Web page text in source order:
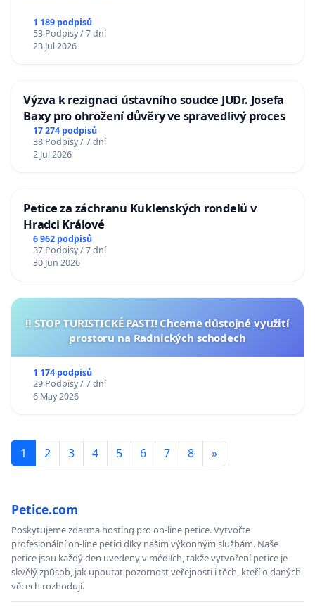
1 189 podpisů
53 Podpisy / 7 dní
23 Jul 2026
Výzva k rezignaci ústavního soudce JUDr. Josefa
Baxy pro ohrožení důvěry ve spravedlivý proces
17 274 podpisů
38 Podpisy / 7 dní
2 Jul 2026
Petice za záchranu Kuklenských rondelů v
Hradci Králové
6 962 podpisů
37 Podpisy / 7 dní
30 Jun 2026
‼️ STOP TURISTICKÉ PASTI! Chceme důstojné využití
prostoru na Radnických schodech
1 174 podpisů
29 Podpisy / 7 dní
6 May 2026
1 2 3 4 5 6 7 8 »
Petice.com
Poskytujeme zdarma hosting pro on-line petice. Vytvořte
profesionální on-line petici díky našim výkonným službám. Naše
petice jsou každý den uvedeny v médiích, takže vytvoření petice je
skvělý způsob, jak upoutat pozornost veřejnosti i těch, kteří o daných
věcech rozhodují.